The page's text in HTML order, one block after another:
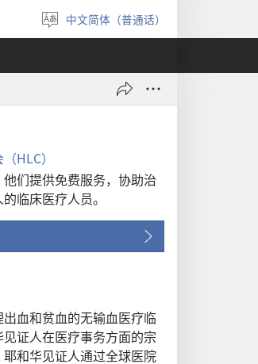
选
择
言
中文简体（普通话）
HLC）
们提供免费服务，协助治
临床医疗人员。
血和贫血的无输血医疗临
证人在医疗事务方面的宗
和华见证人通过全球医院